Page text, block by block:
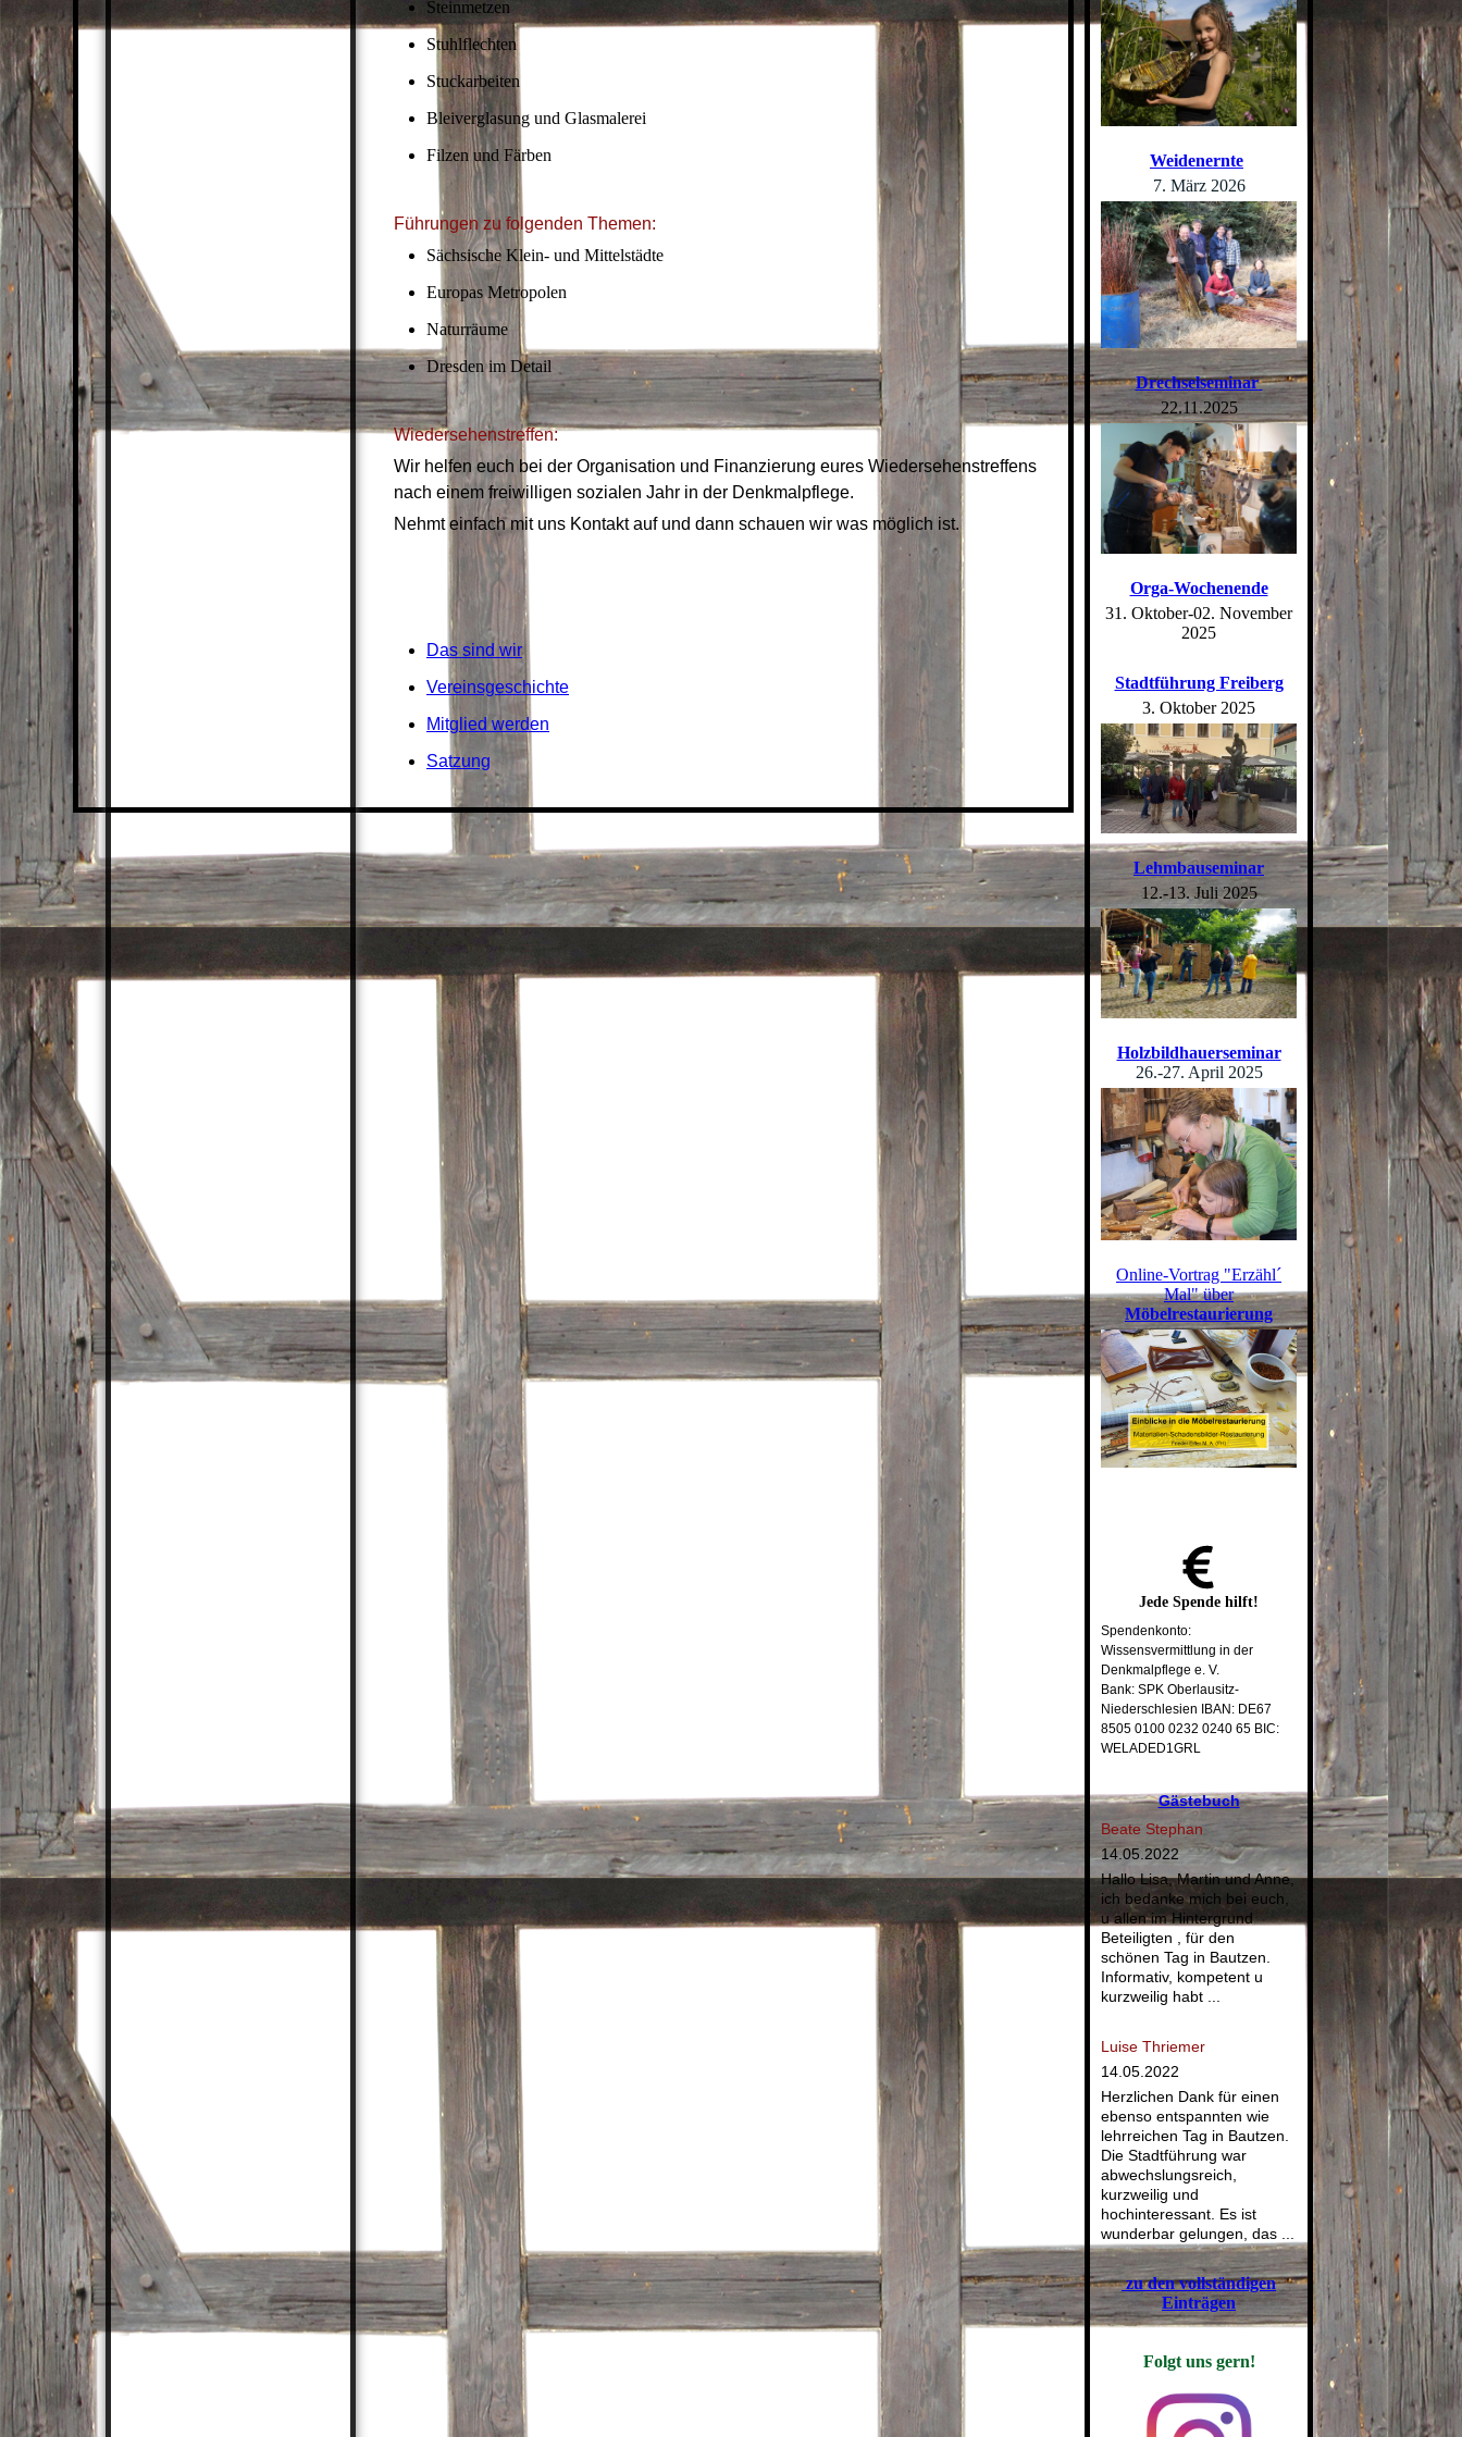
Steinmetzen
Stuhlflechten
Stuckarbeiten
Bleiverglasung und Glasmalerei
Filzen und Färben
Führungen zu folgenden Themen:
Sächsische Klein- und Mittelstädte
Europas Metropolen
Naturräume
Dresden im Detail
Wiedersehenstreffen:
Wir helfen euch bei der Organisation und Finanzierung eures Wiedersehenstreffens
nach einem freiwilligen sozialen Jahr in der Denkmalpflege.
Nehmt einfach mit uns Kontakt auf und dann schauen wir was möglich ist.
Das sind wir
Vereinsgeschichte
Mitglied werden
Satzung
Weidenernte
7. März 2026
Drechselseminar
22.11.2025
Orga-Wochenende
31. Oktober-02. November
2025
Stadtführung Freiberg
3. Oktober 2025
Lehmbauseminar
12.-13. Juli 2025
Holzbildhauerseminar
26.-27. April 2025
Online-Vortrag "Erzähl´
Mal" über
Möbelrestaurierung
Jede Spende hilft!
Spendenkonto:
Wissensvermittlung in der
Denkmalpflege e. V.
Bank: SPK Oberlausitz-
Niederschlesien IBAN: DE67
8505 0100 0232 0240 65 BIC:
WELADED1GRL
Gästebuch
Beate Stephan
14.05.2022
Hallo Lisa, Martin und Anne,
ich bedanke mich bei euch,
u allen im Hintergrund
Beteiligten , für den
schönen Tag in Bautzen.
Informativ, kompetent u
kurzweilig habt ...
Luise Thriemer
14.05.2022
Herzlichen Dank für einen
ebenso entspannten wie
lehrreichen Tag in Bautzen.
Die Stadtführung war
abwechslungsreich,
kurzweilig und
hochinteressant. Es ist
wunderbar gelungen, das ...
zu den vollständigen
Einträgen
Folgt uns gern!